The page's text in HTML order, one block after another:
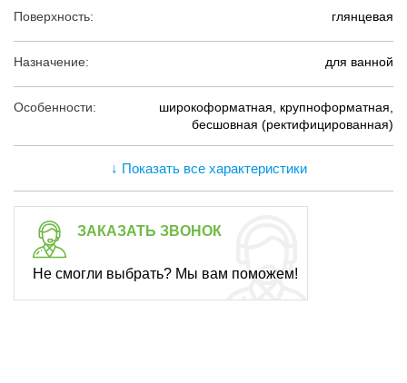
Поверхность: глянцевая
Назначение: для ванной
Особенности:
широкоформатная, крупноформатная,
бесшовная (ректифицированная)
↓ Показать все характеристики
ЗАКАЗАТЬ ЗВОНОК
Не смогли выбрать? Мы вам поможем!